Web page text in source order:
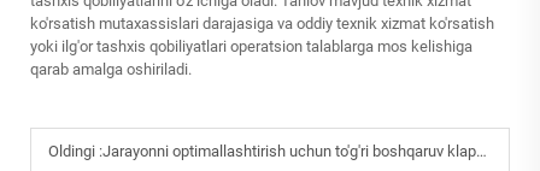
ko'rsatish mutaxassislari darajasiga va oddiy texnik xizmat ko'rsatish
yoki ilg'or tashxis qobiliyatlari operatsion talablarga mos kelishiga
qarab amalga oshiriladi.
Oldingi :Jarayonni optimallashtirish uchun to'g'ri boshqaruv klapanini qanday tanlash kerak?